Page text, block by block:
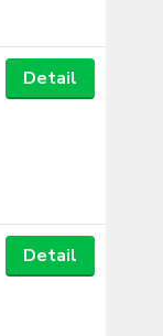
Detail
Detail